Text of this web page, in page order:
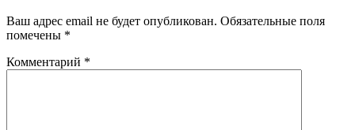
Ваш адрес email не будет опубликован. Обязательные поля
помечены *
Комментарий *